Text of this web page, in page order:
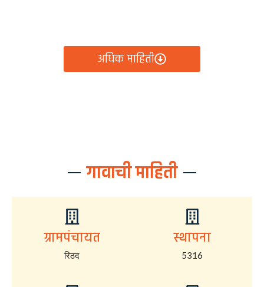
अधिक माहिती
गावाची माहिती
ग्रामपंचायत
रिठद
स्थापना
5316